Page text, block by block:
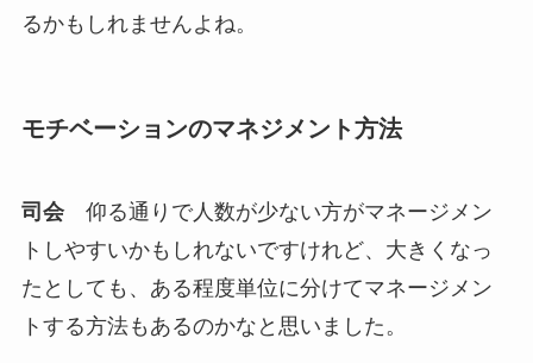
るかもしれませんよね。
モチベーションのマネジメント方法
司会仰る通りで人数が少ない方がマネージメン
トしやすいかもしれないですけれど、大きくなっ
たとしても、ある程度単位に分けてマネージメン
トする方法もあるのかなと思いました。